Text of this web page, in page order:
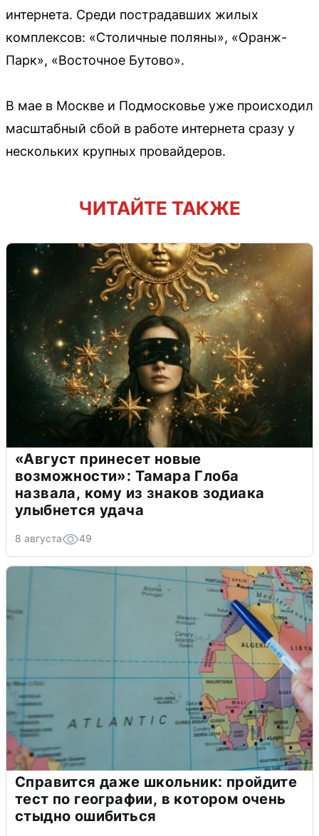
интернета. Среди пострадавших жилых
комплексов: «Столичные поляны», «Оранж-
Парк», «Восточное Бутово».
В мае в Москве и Подмосковье уже происходил
масштабный сбой в работе интернета сразу у
нескольких крупных провайдеров.
ЧИТАЙТЕ ТАКЖЕ
«Август принесет новые
возможности»: Тамара Глоба
назвала, кому из знаков зодиака
улыбнется удача
8 августа 49
Справится даже школьник: пройдите
тест по географии, в котором очень
стыдно ошибиться